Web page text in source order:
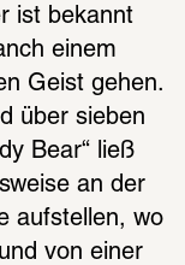
ist bekannt
einem
Geist gehen.
über sieben
Bear“ ließ
an der
aufstellen, wo
von einer